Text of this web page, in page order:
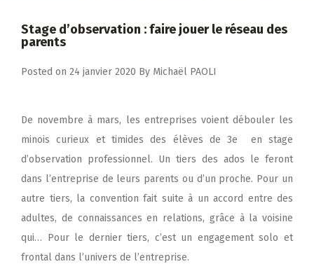
Stage d’observation : faire jouer le réseau des
parents
Posted on 24 janvier 2020 By Michaël PAOLI
De novembre à mars, les entreprises voient débouler les
minois curieux et timides des élèves de 3e en stage
d’observation professionnel. Un tiers des ados le feront
dans l’entreprise de leurs parents ou d’un proche. Pour un
autre tiers, la convention fait suite à un accord entre des
adultes, de connaissances en relations, grâce à la voisine
qui… Pour le dernier tiers, c’est un engagement solo et
frontal dans l’univers de l’entreprise.